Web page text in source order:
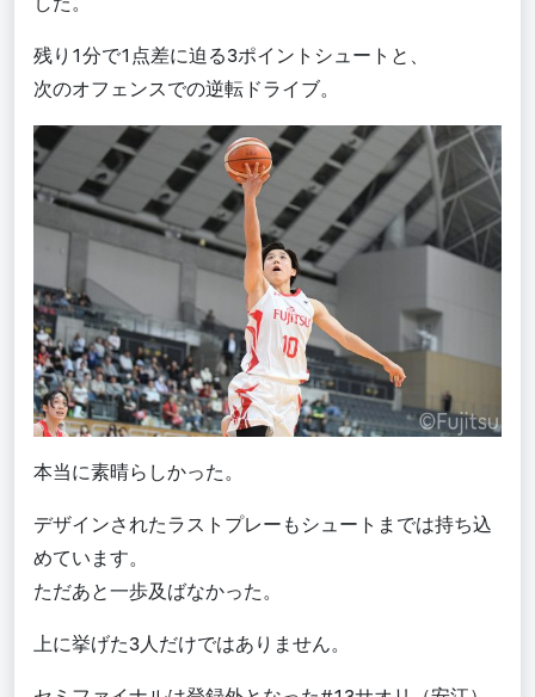
残り1分で1点差に迫る3ポイントシュートと、
次のオフェンスでの逆転ドライブ。
本当に素晴らしかった。
デザインされたラストプレーもシュートまでは持ち込
めています。
ただあと一歩及ばなかった。
上に挙げた3人だけではありません。